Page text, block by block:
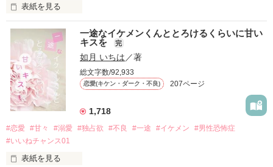
「澪ちゃん。」
それは止まっていた恋が再び動き始める合図──。
✨.ﾟ･*..☆.｡.:*✨.☆.｡.:. *:ﾟ✨.ﾟ･*..☆.｡.:*✨
人見知りだけど優しい無自覚だけどモテる
冴木澪-SaekiMio
×
篠宮光-ShinomiyaHikaru
✨.ﾟ･*..☆.｡.:*✨.☆.｡.:. *:ﾟ✨.ﾟ･*..☆.｡.:*✨
表紙を見る
作品を読む
一途なイケメンくんととろけるくらいに甘い
キスを
完
如月 いちは ／著
総文字数/92,933
恋愛(キケン・ダーク・不良) 207ページ
1,718
#恋愛 #甘々 #溺愛 #独占欲 #不良 #一途 #イケメン
#男性恐怖症
#いいねチャンス01
表紙を見る